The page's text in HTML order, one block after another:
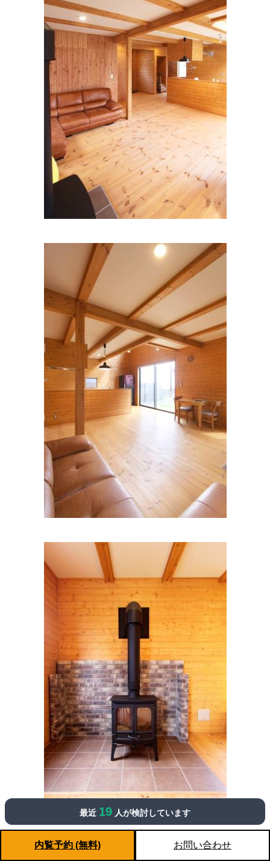
最近 19 人が検討しています
内覧予約 (無料) お問い合わせ